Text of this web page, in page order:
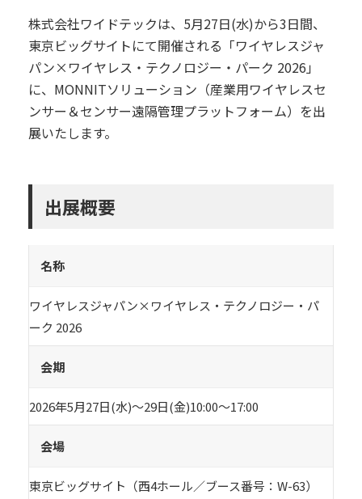
株式会社ワイドテックは、5月27日(水)から3日間、
東京ビッグサイトにて開催される「ワイヤレスジャ
パン×ワイヤレス・テクノロジー・パーク 2026」
に、MONNITソリューション（産業用ワイヤレスセ
ンサー＆センサー遠隔管理プラットフォーム）を出
展いたします。
出展概要
名称
ワイヤレスジャパン×ワイヤレス・テクノロジー・パ
ーク 2026
会期
2026年5月27日(水)～29日(金)10:00～17:00
会場
東京ビッグサイト（西4ホール／ブース番号：W-63）